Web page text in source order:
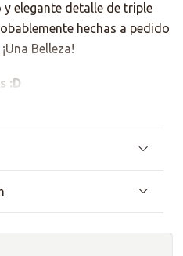
y elegante detalle de triple
hechas a pedido
Belleza!
:D